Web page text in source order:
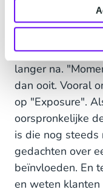
meer?
Als je nu denkt:
Truth" wel
langer na.
dan ooit. Vooral
op "Exposure".
oorspronkelijke
is die nog steeds
gedachten over
beïnvloeden. En
en weten klanten